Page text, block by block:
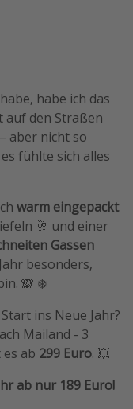
habe ich das
auf den Straßen
aber nicht so
fühlte sich alles
warm eingepackt
🥂 und einer
Gassen
besonders,
🙈 ❄️
ins Neue Jahr?
Mailand - 3
ab 299 Euro. 💥
ab nur 189 Euro!